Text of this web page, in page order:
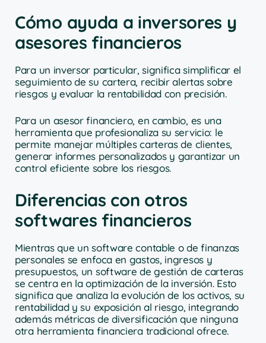
Cómo ayuda a inversores y
asesores financieros
Para un inversor particular, significa simplificar el
seguimiento de su cartera, recibir alertas sobre
riesgos y evaluar la rentabilidad con precisión.
Para un asesor financiero, en cambio, es una
herramienta que profesionaliza su servicio: le
permite manejar múltiples carteras de clientes,
generar informes personalizados y garantizar un
control eficiente sobre los riesgos.
Diferencias con otros
softwares financieros
Mientras que un software contable o de finanzas
personales se enfoca en gastos, ingresos y
presupuestos, un software de gestión de carteras
se centra en la optimización de la inversión. Esto
significa que analiza la evolución de los activos, su
rentabilidad y su exposición al riesgo, integrando
además métricas de diversificación que ninguna
otra herramienta financiera tradicional ofrece.